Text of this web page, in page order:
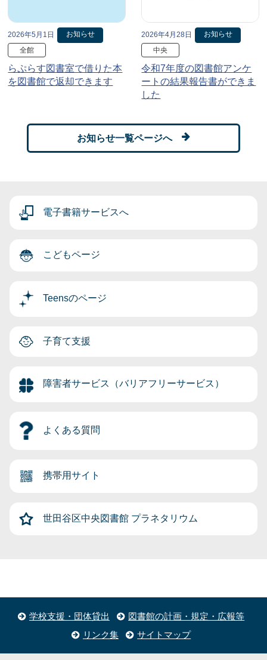
2026年5月1日
お知らせ
全館
らぷらす図書室で借りた本
を図書館で返却できます
2026年4月28日
お知らせ
中央
令和7年度の図書館アンケ
ートの結果報告書ができま
した
お知らせ一覧ページへ
電子書籍サービスへ
こどもページ
Teensのページ
子育て支援
障害者サービス（バリアフリーサービス）
よくある質問
携帯用サイト
世田谷区中央図書館 プラネタリウム
学校支援・団体貸出
図書館の計画・規定・広報等
リンク集
サイトマップ